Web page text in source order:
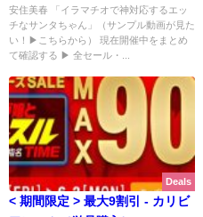
むすめ）】 クリスマスクーポン
2025開催中！ エッチなミニスカ
サンタにイラマチオさせたくな
め） 【2025年12月最新版】
安住美春 「イラマチオで神対応するエッ
チなサンタちゃん」（サンプル動画が見た
い！▶こちらから） 現在開催中をまとめ
て確認する ▶ 全セール・...
Deals
< 期間限定 > 最大9割引 - カリビ